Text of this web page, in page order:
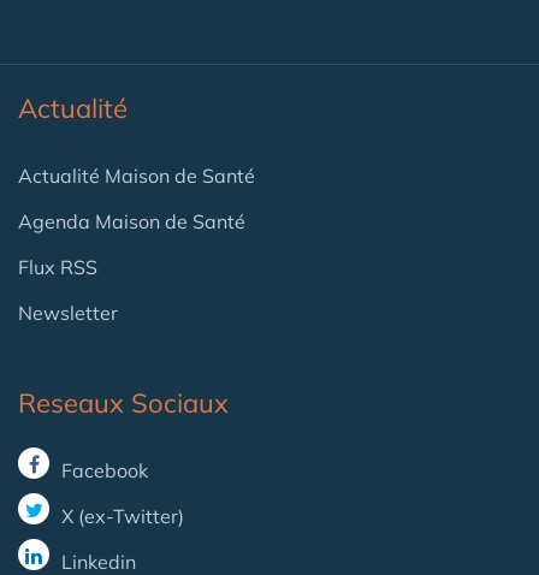
Actualité
Actualité Maison de Santé
Agenda Maison de Santé
Flux RSS
Newsletter
Reseaux Sociaux
Facebook
X (ex-Twitter)
Linkedin